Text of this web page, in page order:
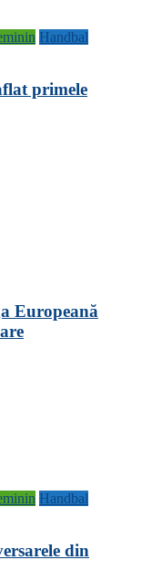
Handbal
primele
Europeană
Handbal
din